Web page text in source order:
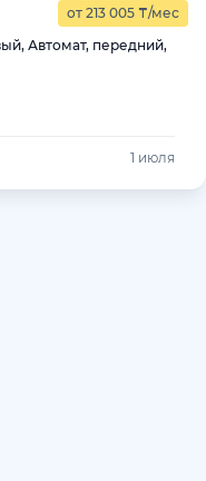
от 213 005 ₸/мес
Автомат, передний,
1 июля